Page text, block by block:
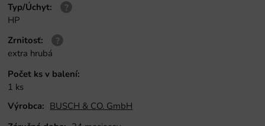
Typ/Úchyt:
HP
Zrnitosť:
extra hrubá
Počet ks v balení:
1 ks
Výrobca: BUSCH & CO. GmbH